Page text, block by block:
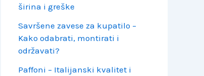
širina i greške
Savršene zavese za kupatilo –
Kako odabrati, montirati i
održavati?
Paffoni – Italijanski kvalitet i